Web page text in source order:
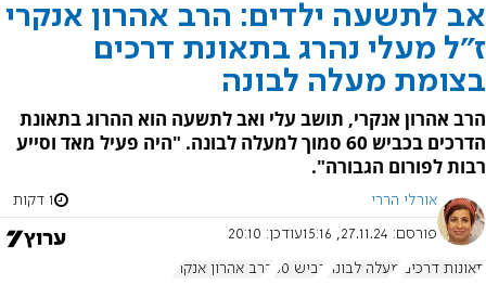
אב לתשעה ילדים: הרב אהרון אנקרי
ז"ל מעלי נהרג בתאונת דרכים
בצומת מעלה לבונה
הרב אהרון אנקרי, תושב עלי ואב לתשעה הוא ההרוג בתאונת
הדרכים בכביש 60 סמוך למעלה לבונה. "היה פעיל מאד וסייע
רבות לפורום הגבורה".
אורלי הררי 1 דקות
פורסם: 27.11.24, 15:16 עודכן: 20:10
תאונות דרכים מעלה לבונה כביש 60 הרב אהרון אנקרי